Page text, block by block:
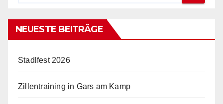
NEUESTE BEITRÄGE
Stadlfest 2026
Zillentraining in Gars am Kamp